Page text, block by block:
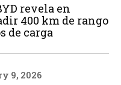
revela en
400 km de rango
de carga
9, 2026